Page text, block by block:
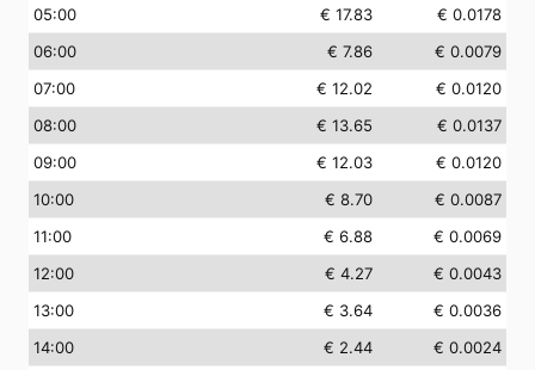
05:00 € 17.83
€ 0.0178
06:00 € 7.86
€ 0.0079
07:00 € 12.02
€ 0.0120
08:00 € 13.65
€ 0.0137
09:00 € 12.03
€ 0.0120
10:00 € 8.70
€ 0.0087
11:00 € 6.88
€ 0.0069
12:00 € 4.27
€ 0.0043
13:00 € 3.64
€ 0.0036
14:00 € 2.44
€ 0.0024